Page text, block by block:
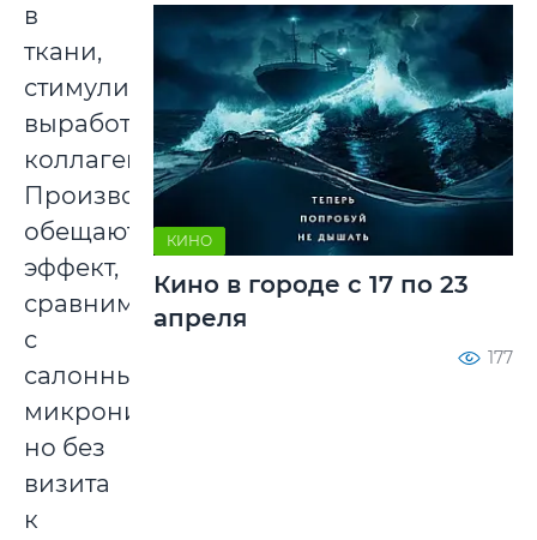
в
ткани,
стимулируя
выработку
коллагена.
Производители
обещают
эффект,
сравнимый
с
салонным
микронидлингом,
но без
визита
к
КИНО
Кино в городе с 17 по 23
апреля
177